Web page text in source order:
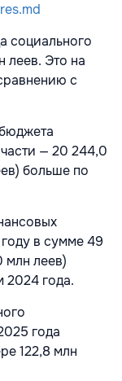
социального
леев. Это на
с
— 20 244,0
больше по
в сумме 49
млн леев)
2024 года.
года
122,8 млн